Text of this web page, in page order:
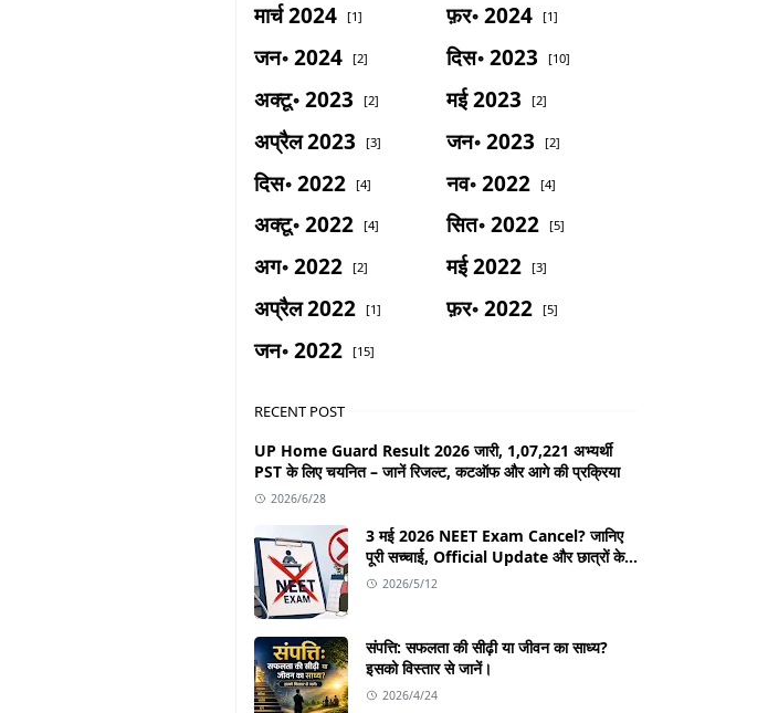
मार्च 2024 [1] फ़र॰ 2024 [1]
जन॰ 2024 [2] दिस॰ 2023 [10]
अक्टू॰ 2023 [2] मई 2023 [2]
अप्रैल 2023 [3] जन॰ 2023 [2]
दिस॰ 2022 [4] नव॰ 2022 [4]
अक्टू॰ 2022 [4] सित॰ 2022 [5]
अग॰ 2022 [2] मई 2022 [3]
अप्रैल 2022 [1] फ़र॰ 2022 [5]
जन॰ 2022 [15]
RECENT POST
UP Home Guard Result 2026 जारी, 1,07,221 अभ्यर्थी
PST के लिए चयनित – जानें रिजल्ट, कटऑफ और आगे की प्रक्रिया
2026/6/28
3 मई 2026 NEET Exam Cancel? जानिए
पूरी सच्चाई, Official Update और छात्रों के
लिए जरूरी जानकारी
2026/5/12
संपत्ति: सफलता की सीढ़ी या जीवन का साध्य?
इसको विस्तार से जानें।
2026/4/24